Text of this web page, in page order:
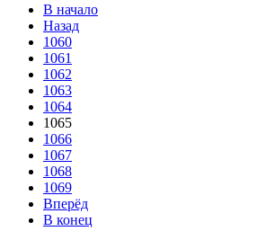
В начало
Назад
1060
1061
1062
1063
1064
1065
1066
1067
1068
1069
Вперёд
В конец